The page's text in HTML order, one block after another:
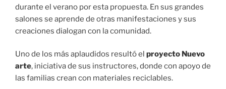
durante el verano por esta propuesta. En sus grandes
salones se aprende de otras manifestaciones y sus
creaciones dialogan con la comunidad.
Uno de los más aplaudidos resultó el proyecto Nuevo
arte, iniciativa de sus instructores, donde con apoyo de
las familias crean con materiales reciclables.